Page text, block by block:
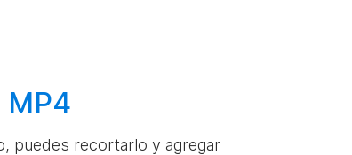
MP4
puedes recortarlo y agregar